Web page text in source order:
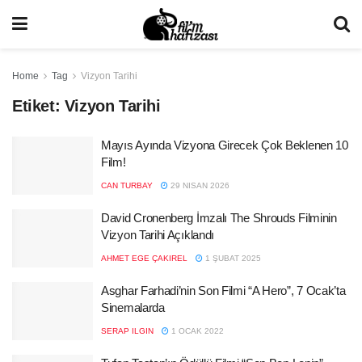
Home Tag Vizyon Tarihi
Etiket: Vizyon Tarihi
Mayıs Ayında Vizyona Girecek Çok Beklenen 10
Film!
CAN TURBAY 29 NISAN 2026
David Cronenberg İmzalı The Shrouds Filminin
Vizyon Tarihi Açıklandı
AHMET EGE ÇAKIREL 1 ŞUBAT 2025
Asghar Farhadi’nin Son Filmi “A Hero”, 7 Ocak’ta
Sinemalarda
SERAP ILGIN 1 OCAK 2022